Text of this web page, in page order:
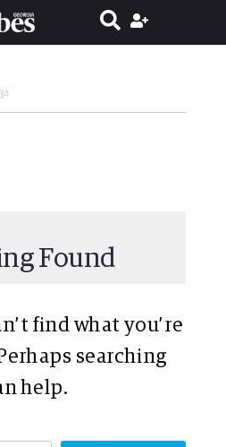
Found
find what you’re
searching
help.